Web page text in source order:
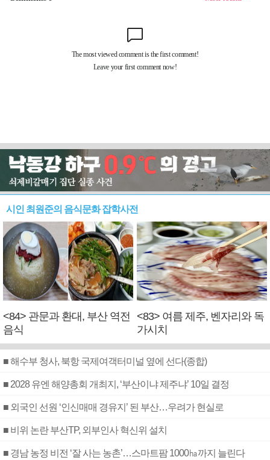
시인 최원준의 음식문화 잡학사전
<84> 관문과 환대, 부산 역전
음식
<83> 여름 제주, 벤자리와 독
가시치
■ 해수부 청사, 북항 국제여객터미널 옆에 선다(종합)
■ 2028 유엔 해양총회 개최지, ‘부산이냐 제주냐’ 10일 결정
■ 외국인 선원 ‘인신매매 경유지’ 된 부산…우려가 현실로
■ 비위 논란 부산TP, 외부인사 혁신위 설치
■ 경남 농정 비전 ‘잘 사는 농촌’…스마트팜 1000㏊까지 늘린다